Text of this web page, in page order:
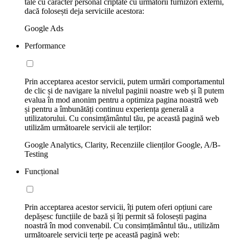
tale cu caracter personal criptate cu următorii furnizori externi,
dacă folosești deja serviciile acestora:
Google Ads
Performance
Prin acceptarea acestor servicii, putem urmări comportamentul
de clic și de navigare la nivelul paginii noastre web și îl putem
evalua în mod anonim pentru a optimiza pagina noastră web
și pentru a îmbunătăți continuu experiența generală a
utilizatorului. Cu consimțământul tău, pe această pagină web
utilizăm următoarele servicii ale terților:
Google Analytics, Clarity, Recenziile clienților Google, A/B-
Testing
Funcțional
Prin acceptarea acestor servicii, îți putem oferi opțiuni care
depășesc funcțiile de bază și îți permit să folosești pagina
noastră în mod convenabil. Cu consimțământul tău., utilizăm
următoarele servicii terțe pe această pagină web: